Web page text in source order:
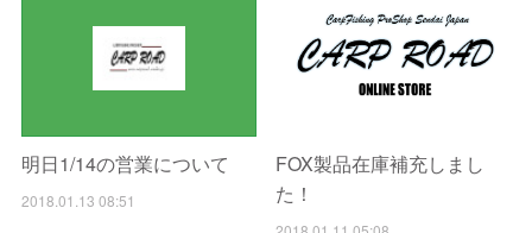
明日1/14の営業について
2018.01.13 08:51
FOX製品在庫補充しまし
た！